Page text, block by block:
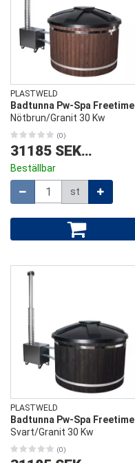
PLASTWELD
Badtunna Pw-Spa Freetime
Nötbrun/Granit 30 Kw
(0)
31185 SEK
/
Beställbar
st
PLASTWELD
Badtunna Pw-Spa Freetime
Svart/Granit 30 Kw
(0)